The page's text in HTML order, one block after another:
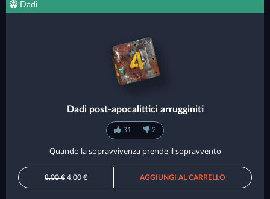
Dadi
Dadi post-apocalittici arrugginiti
31 2
Quando la sopravvivenza prende il sopravvento
8,00 € 4,00 € AGGIUNGI AL CARRELLO